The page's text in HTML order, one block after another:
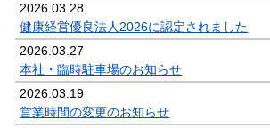
2026.03.28
健康経営優良法人2026に認定されました
2026.03.27
本社・臨時駐車場のお知らせ
2026.03.19
営業時間の変更のお知らせ